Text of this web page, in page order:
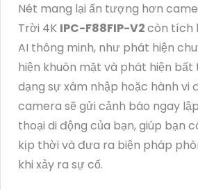
Nét mang lại ấn tượng hơn
Trời 4K IPC-F88FIP-V2còn tích
AI thông minh, như phát hiện
hiện khuôn mặt và phát hiện bất
dạng sự xâm nhập hoặc hành vi
camera sẽ gửi cảnh báo ngay
thoại di động của bạn, giúp bạn
kịp thời và đưa ra biện pháp
khi xảy ra sự cố.